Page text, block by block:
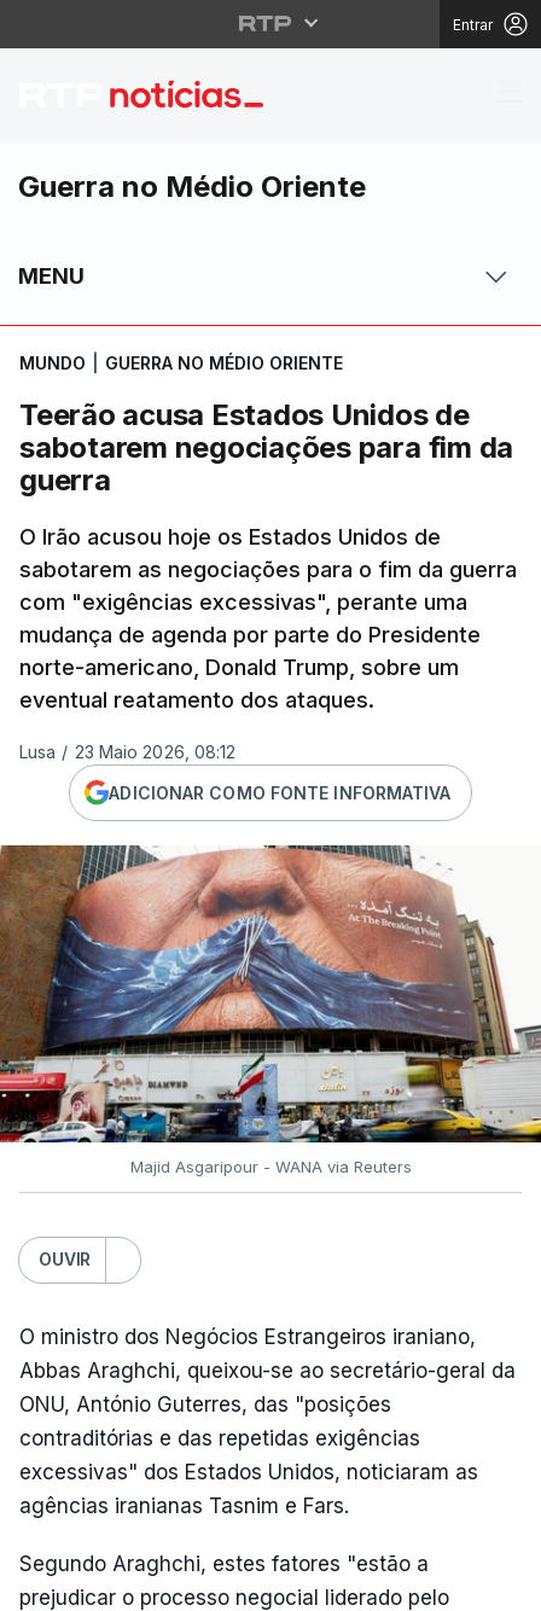
Entrar
Teerão acusa
Guerra no Médio Oriente
MENU
MUNDO GUERRA NO MÉDIO ORIENTE
Teerão acusa Estados Unidos de
sabotarem negociações para fim da
guerra
O Irão acusou hoje os Estados Unidos de
sabotarem as negociações para o fim da guerra
com "exigências excessivas", perante uma
mudança de agenda por parte do Presidente
norte-americano, Donald Trump, sobre um
eventual reatamento dos ataques.
Lusa / 23 Maio 2026, 08:12
ADICIONAR COMO FONTE INFORMATIVA
Majid Asgaripour - WANA via Reuters
OUVIR
O ministro dos Negócios Estrangeiros iraniano,
Abbas Araghchi, queixou-se ao secretário-geral da
ONU, António Guterres, das "posições
contraditórias e das repetidas exigências
excessivas" dos Estados Unidos, noticiaram as
agências iranianas Tasnim e Fars.
Segundo Araghchi, estes fatores "estão a
prejudicar o processo negocial liderado pelo